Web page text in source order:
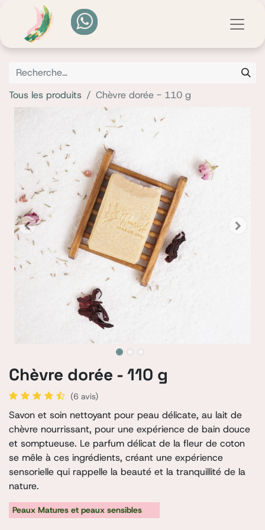
Tous les produits Chèvre dorée - 110 g
Chèvre dorée - 110 g
(6 avis)
Savon et soin nettoyant pour peau délicate, au lait de
chèvre nourrissant, pour une expérience de bain douce
et somptueuse. Le parfum délicat de la fleur de coton
se mêle à ces ingrédients, créant une expérience
sensorielle qui rappelle la beauté et la tranquillité de la
nature.
Peaux Matures et peaux sensibles